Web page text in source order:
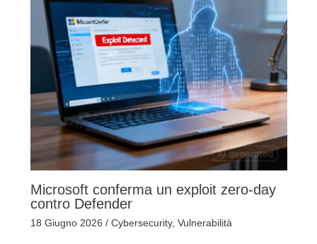
Microsoft conferma un exploit zero-day
contro Defender
18 Giugno 2026 / Cybersecurity, Vulnerabilità